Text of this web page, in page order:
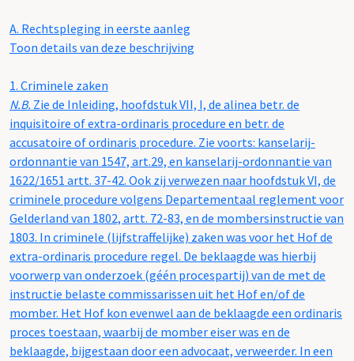
A. Rechtspleging in eerste aanleg
Toon details van deze beschrijving
1. Criminele zaken
N.B. Zie de Inleiding, hoofdstuk VII, I, de alinea betr. de
inquisitoire of extra-ordinaris procedure en betr. de
accusatoire of ordinaris procedure. Zie voorts: kanselarij-
ordonnantie van 1547, art.29, en kanselarij-ordonnantie van
1622/1651 artt. 37-42. Ook zij verwezen naar hoofdstuk VI, de
criminele procedure volgens Departementaal reglement voor
Gelderland van 1802, artt. 72-83, en de mombersinstructie van
1803. In criminele (lijfstraffelijke) zaken was voor het Hof de
extra-ordinaris procedure regel. De beklaagde was hierbij
voorwerp van onderzoek (géén procespartij) van de met de
instructie belaste commissarissen uit het Hof en/of de
momber. Het Hof kon evenwel aan de beklaagde een ordinaris
proces toestaan, waarbij de momber eiser was en de
beklaagde, bijgestaan door een advocaat, verweerder. In een